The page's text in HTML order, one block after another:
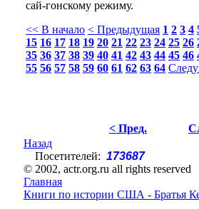
сай-гонскому режиму.
<< В начало < Предыдущая 1 2 3 4
15 16 17 18 19 20 21 22 23 24 25 26
35 36 37 38 39 40 41 42 43 44 45 46
55 56 57 58 59 60 61 62 63 64
< Пред.
Назад
Посетителей: 173687
© 2002, actr.org.ru all rights reserved
Главная
Книги по истории США - Братья